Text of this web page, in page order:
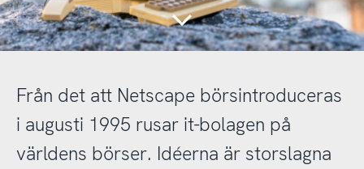
Continue
Från det att Netscape börsintroduceras
i augusti 1995 rusar it-bolagen på
världens börser. Idéerna är storslagna